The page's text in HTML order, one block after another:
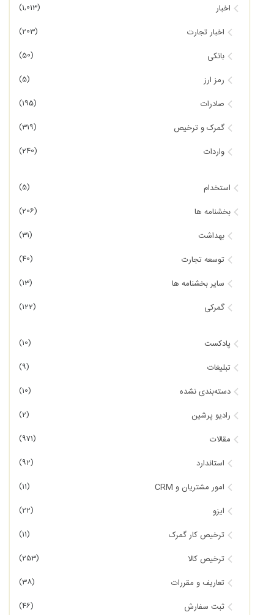
اخبار (1,013)
اخبار تجارت (203)
بانکی (50)
رمز ارز (5)
صادرات (195)
گمرک و ترخیص (319)
واردات (240)
استخدام (5)
بخشنامه ها (206)
بهداشت (31)
توسعه تجارت (40)
سایر بخشنامه ها (13)
گمرکی (122)
پادکست (10)
تبلیغات (9)
دسته‌بندی نشده (10)
رادیو پرشین (2)
مقالات (971)
استاندارد (92)
امور مشتریان و CRM (11)
ایزو (22)
ترخیص کار گمرک (11)
ترخیص کالا (253)
تعاریف و مقررات (38)
ثبت سفارش (46)